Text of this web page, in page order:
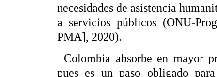
necesidades de asistencia
a servicios públicos (ONU-
PMA], 2020).
Colombia absorbe en mayor
pues es un paso obligado